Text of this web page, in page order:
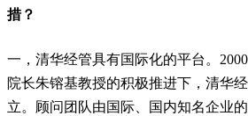
措？
一，清华经管具有国际化的平台。
院长朱镕基教授的积极推进下，清华
立。顾问团队由国际、国内知名企业